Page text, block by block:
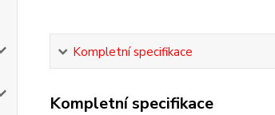
Kompletní specifikace
Kompletní specifikace